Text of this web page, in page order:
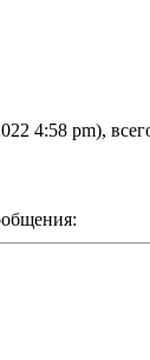
4:58 pm),